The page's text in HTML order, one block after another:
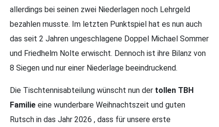
allerdings bei seinen zwei Niederlagen noch Lehrgeld
bezahlen musste. Im letzten Punktspiel hat es nun auch
das seit 2 Jahren ungeschlagene Doppel Michael Sommer
und Friedhelm Nolte erwischt. Dennoch ist ihre Bilanz von
8 Siegen und nur einer Niederlage beeindruckend.
Die Tischtennisabteilung wünscht nun der tollen TBH
Familie eine wunderbare Weihnachtszeit und guten
Rutsch in das Jahr 2026 , dass für unsere erste